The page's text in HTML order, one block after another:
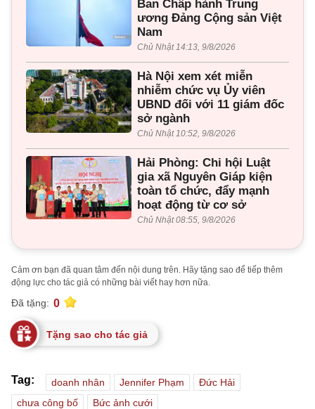
Ban Chấp hành Trung
ương Đảng Cộng sản Việt
Nam
Chủ Nhật 14:13, 9/8/2026
Hà Nội xem xét miễn
nhiễm chức vụ Ủy viên
UBND đối với 11 giám đốc
sở ngành
Chủ Nhật 10:52, 9/8/2026
Hải Phòng: Chi hội Luật
gia xã Nguyên Giáp kiện
toàn tổ chức, đẩy mạnh
hoạt động từ cơ sở
Chủ Nhật 08:55, 9/8/2026
Cảm ơn bạn đã quan tâm đến nội dung trên. Hãy tặng sao để tiếp thêm
động lực cho tác giả có những bài viết hay hơn nữa.
Đã tặng: 0
Tặng sao cho tác giả
Tag: doanh nhân Jennifer Phạm
Đức Hải
chưa công bố
Bức ảnh cưới